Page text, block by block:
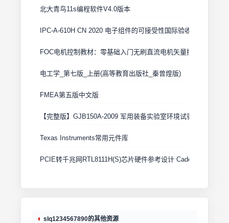
北大青鸟11s编程软件V4.0版本
IPC-A-610H CN 2020 电子组件的可接受性国际验收标准
FOC电机控制教材：零基础入门无刷直流电机矢量控制技术 上
电工学_第七版_上册(高等教育出版社_秦曾煌版)
FMEA第五版中文版
【完整版】GJB150A-2009 军用装备实验室环境试验方法
Texas Instruments常用元件库
PCIE转千兆网RTL8111H(S)芯片硬件参考设计 Cadence原理图
slq1234567890的其他资源